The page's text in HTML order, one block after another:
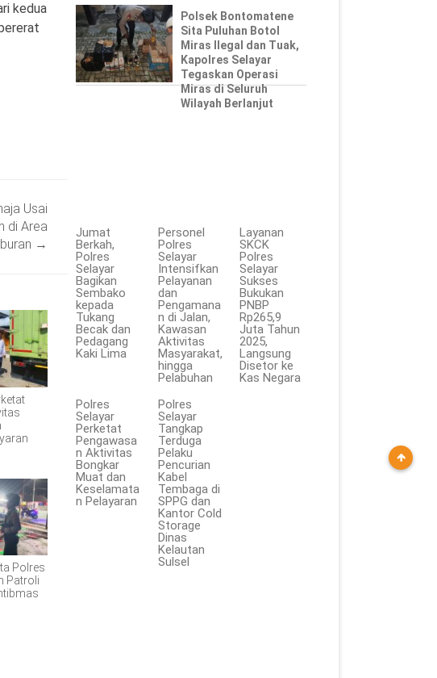
kedua
Usai
di Area
→
Polres
Patroli
Polsek Bontomatene
Sita Puluhan Botol
Miras Ilegal dan Tuak,
Kapolres Selayar
Tegaskan Operasi
Miras di Seluruh
Wilayah Berlanjut
Jumat
Berkah,
Polres
Selayar
Bagikan
Sembako
kepada
Tukang
Becak dan
Pedagang
Kaki Lima
Personel
Polres
Selayar
Intensifkan
Pelayanan
dan
Pengamana
n di Jalan,
Kawasan
Aktivitas
Masyarakat,
hingga
Pelabuhan
Layanan
SKCK
Polres
Selayar
Sukses
Bukukan
PNBP
Rp265,9
Juta Tahun
2025,
Langsung
Disetor ke
Kas Negara
Polres
Selayar
Perketat
Pengawasa
n Aktivitas
Bongkar
Muat dan
Keselamata
n Pelayaran
Polres
Selayar
Tangkap
Terduga
Pelaku
Pencurian
Kabel
Tembaga di
SPPG dan
Kantor Cold
Storage
Dinas
Kelautan
Sulsel